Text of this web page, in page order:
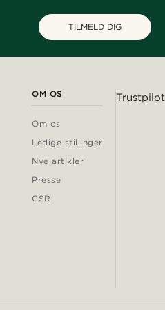
TILMELD DIG
OM OS
Om os
Ledige stillinger
Nye artikler
Presse
CSR
Trustpilot